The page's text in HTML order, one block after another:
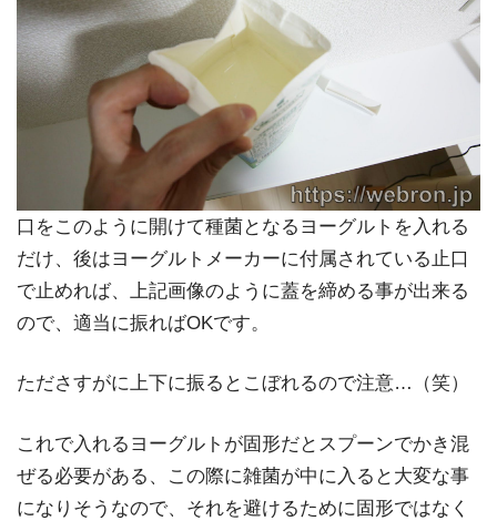
口をこのように開けて種菌となるヨーグルトを入れる
だけ、後はヨーグルトメーカーに付属されている止口
で止めれば、上記画像のように蓋を締める事が出来る
ので、適当に振ればOKです。
たださすがに上下に振るとこぼれるので注意…（笑）
これで入れるヨーグルトが固形だとスプーンでかき混
ぜる必要がある、この際に雑菌が中に入ると大変な事
になりそうなので、それを避けるために固形ではなく